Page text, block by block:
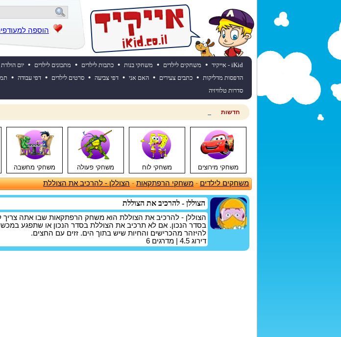
הוספה
iKid - אייקיד • משחקים לילדים • משחקי בנות • כתבות לילדים • מתכונים לילדים • יום הולדת
הדפסות מדליקות • כתבים צעירים • האם אני • דפי צביעה • סרטים לילדים • דפי עבודה •
סדרות טלוויזיה
חדשות
משחקי מירוצים משחקי לוח משחקי פעולה משחקי מחשבה
משחקים לילדים-משחקי הרפתקאות-הצוללן - להרכיב את הצוללת
הצוללן - להרכיב את הצוללת
הצוללן - להרכיב את הצוללת הוא משחק הרפתקאות שבו אתה
בסדר הנכון. אם לא תרכיב את הצוללת בסדר הנכון או שתפגע
להיזהר מהכרישים והחיות שיש בתוך הים. זזים עם החצים.
דירוג 4.5 | מדרגים 6